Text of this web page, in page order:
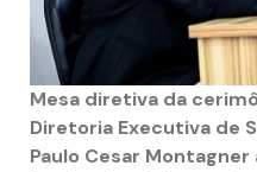
Mesa diretiva da
Diretoria Executiva de
Paulo Cesar